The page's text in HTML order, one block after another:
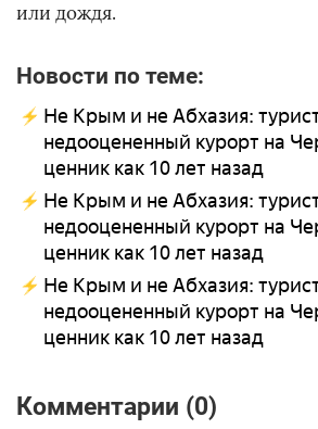
или дождя.
Новости по теме:
Не Крым и не Абхазия:
недооцененный курорт на
ценник как 10 лет назад
Не Крым и не Абхазия:
недооцененный курорт на
ценник как 10 лет назад
Не Крым и не Абхазия:
недооцененный курорт на
ценник как 10 лет назад
Комментарии (0)